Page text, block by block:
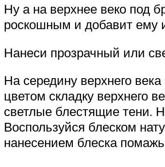
Ну а на верхнее веко под
роскошным и добавит ему
Нанеси прозрачный или
На середину верхнего
цветом складку верхнего
светлые блестящие тени.
Воспользуйся блеском
нанесением блеска